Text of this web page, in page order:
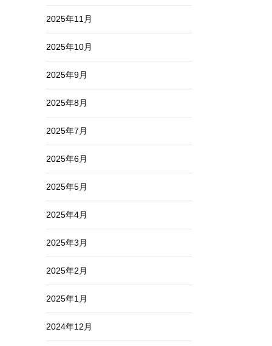
2025年11月
2025年10月
2025年9月
2025年8月
2025年7月
2025年6月
2025年5月
2025年4月
2025年3月
2025年2月
2025年1月
2024年12月